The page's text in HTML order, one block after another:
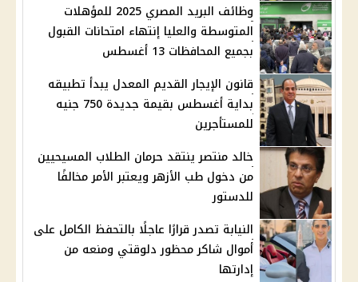
وظائف البريد المصري 2025 للمؤهلات
المتوسطة والعليا إنتهاء امتحانات القبول
بجميع المحافظات 13 أغسطس
قانون الإيجار القديم المعدل يبدأ تطبيقه
بداية أغسطس بقيمة جديدة 750 جنيه
للمستأجرين
خالد منتصر ينتقد حرمان الطلاب المسيحيين
من دخول طب الأزهر ويعتبر الأمر مخالفًا
للدستور
النيابة تصدر قرارًا عاجلًا بالتحفظ الكامل على
أموال شاكر محظور دلوقتي ومنعه من
إدارتها